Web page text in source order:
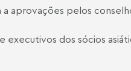
a aprovações pelos
dos sócios